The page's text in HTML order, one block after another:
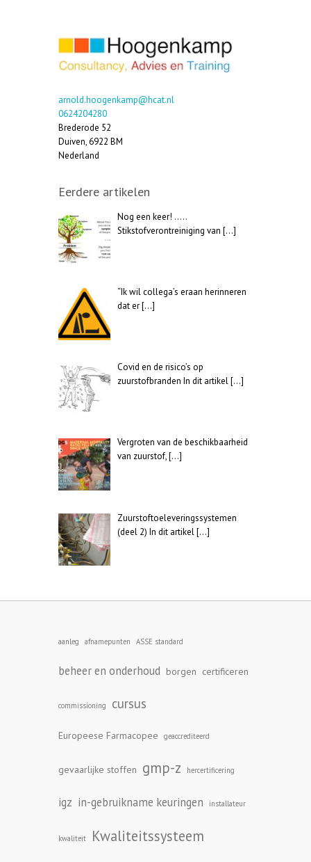
arnold.hoogenkamp@hcat.nl
0624204280
Brederode 52
Duiven,6922 BM
Nederland
Eerdere artikelen
Nog een keer! …..
Stikstofverontreiniging van […]
“Ik wil collega’s eraan herinneren
dat er[…]
Covid en de risico’s op
zuurstofbranden In dit artikel[…]
Vergroten van de beschikbaarheid
van zuurstof,[…]
Zuurstoftoeleveringssystemen
(deel 2) In dit artikel[…]
aanleg afnamepunten ASSE standard
beheer en onderhoud borgen certificeren
commissioning cursus
Europeese Farmacopee geaccrediteerd
gevaarlijke stoffen gmp-z hercertificering
igz in-gebruikname keuringen installateur
kwaliteit Kwaliteitssysteem